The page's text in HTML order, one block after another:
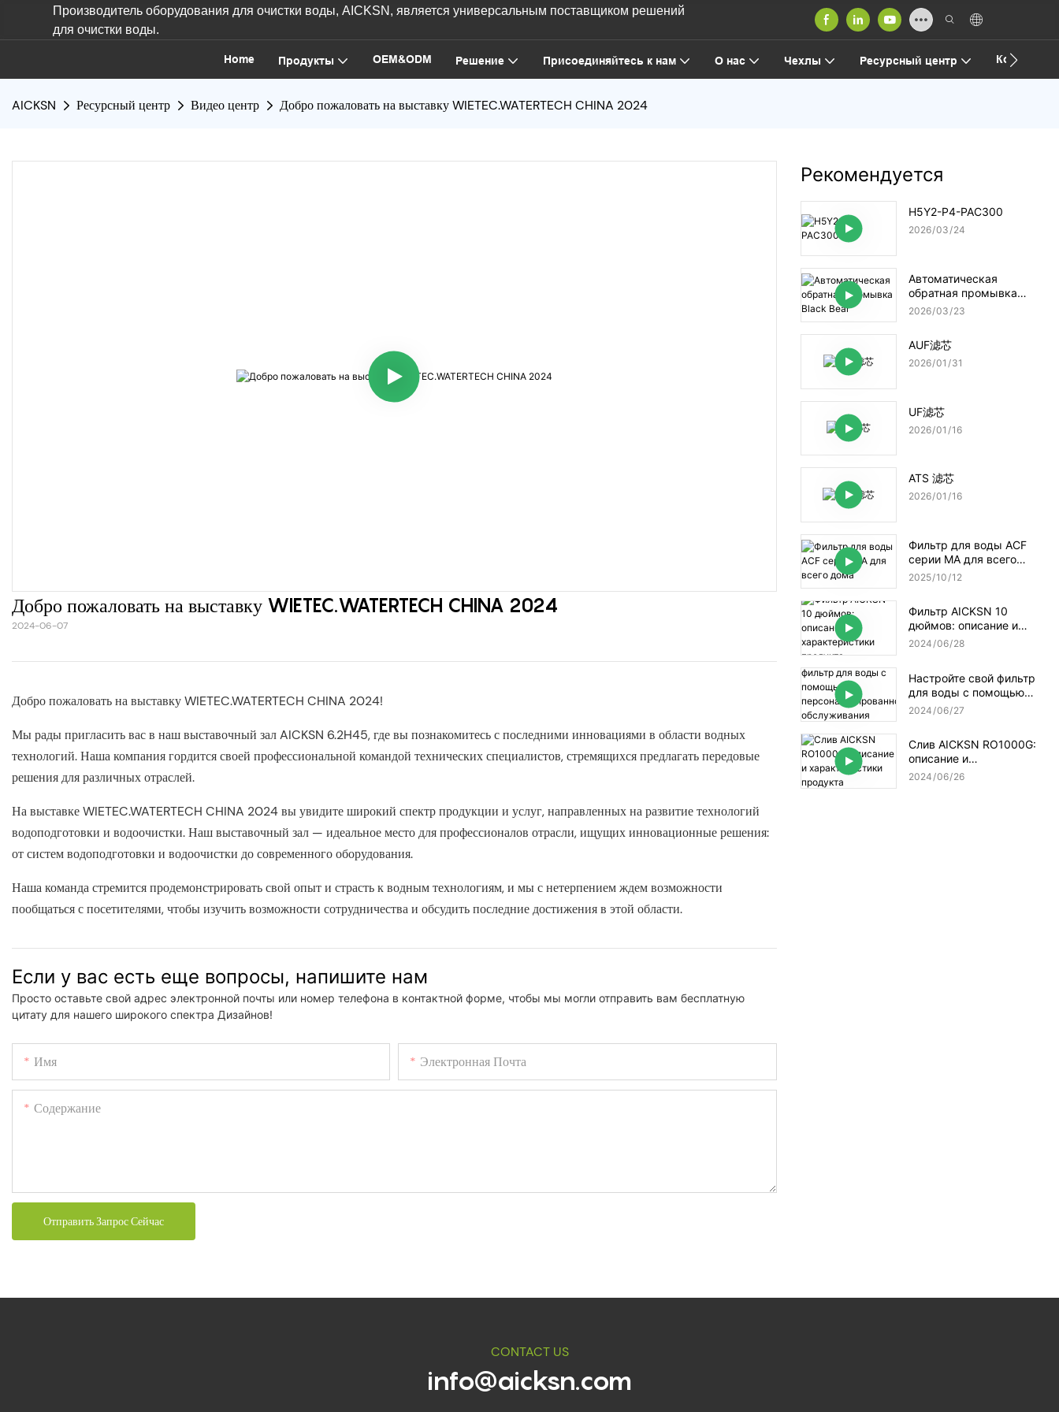
Производитель оборудования для очистки воды, AICKSN, является универсальным поставщиком решений
для очистки воды.
Home Продукты OEM&ODM Решение Присоединяйтесь к нам О нас Чехлы Ресурсный центр Контакт
AICKSN Ресурсный центр Видео центр Добро пожаловать на выставку WIETEC.WATERTECH CHINA 2024
Добро пожаловать на выставку WIETEC.WATERTECH CHINA 2024
2024-06-07
Добро пожаловать на выставку WIETEC.WATERTECH CHINA 2024!
Мы рады пригласить вас в наш выставочный зал AICKSN 6.2H45, где вы познакомитесь с последними инновациями в области водных
технологий. Наша компания гордится своей профессиональной командой технических специалистов, стремящихся предлагать передовые
решения для различных отраслей.
На выставке WIETEC.WATERTECH CHINA 2024 вы увидите широкий спектр продукции и услуг, направленных на развитие технологий
водоподготовки и водоочистки. Наш выставочный зал — идеальное место для профессионалов отрасли, ищущих инновационные решения:
от систем водоподготовки и водоочистки до современного оборудования.
Наша команда стремится продемонстрировать свой опыт и страсть к водным технологиям, и мы с нетерпением ждем возможности
пообщаться с посетителями, чтобы изучить возможности сотрудничества и обсудить последние достижения в этой области.
Если у вас есть еще вопросы, напишите нам
Просто оставьте свой адрес электронной почты или номер телефона в контактной форме, чтобы мы могли отправить вам бесплатную
цитату для нашего широкого спектра Дизайнов!
Имя Электронная Почта
Содержание
Отправить Запрос Сейчас
Рекомендуется
H5Y2-P4-PAC300
2026 03 24
Автоматическая
обратная промывка
Black Bear
2026 03 23
AUF滤芯
2026 01 31
UF滤芯
2026 01 16
ATS 滤芯
2026 01 16
Фильтр для воды ACF
серии MA для всего
дома
2025 10 12
Фильтр AICKSN 10
дюймов: описание и
характеристики
2024 06 28
Настройте свой фильтр
для воды с помощью
персонализированного
2024 06 27
Слив AICKSN RO1000G:
описание и
характеристики
2024 06 26
CONTACT US
info@aicksn.com